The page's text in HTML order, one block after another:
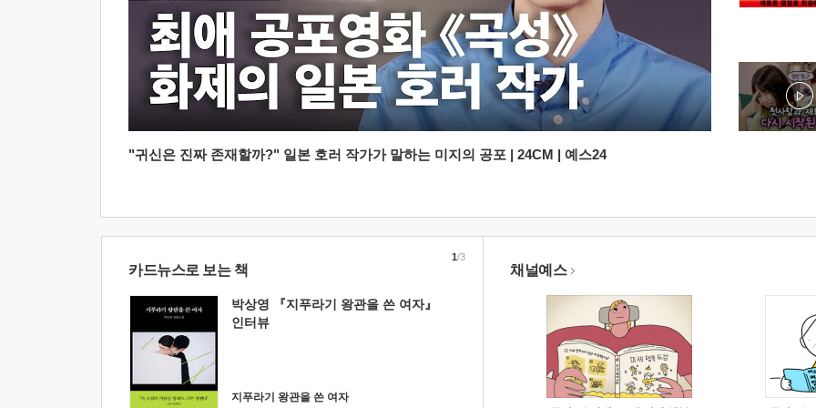
"귀신은 진짜 존재할까?" 일본 호러 작가가 말하는 미지의 공포 | 24CM | 예스24
카드뉴스로 보는 책
박상영 『지푸라기 왕관을 쓴 여자』
인터뷰
지푸라기 왕관을 쓴 여자
1/3
채널예스